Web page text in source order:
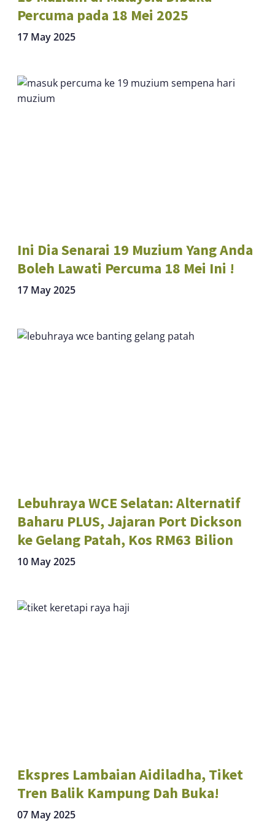
Percuma pada 18 Mei 2025
17 May 2025
Ini Dia Senarai 19 Muzium Yang Anda
Boleh Lawati Percuma 18 Mei Ini !
17 May 2025
Lebuhraya WCE Selatan: Alternatif
Baharu PLUS, Jajaran Port Dickson
ke Gelang Patah, Kos RM63 Bilion
10 May 2025
Ekspres Lambaian Aidiladha, Tiket
Tren Balik Kampung Dah Buka!
07 May 2025